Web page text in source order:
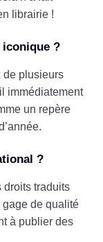
librairie !
iconique ?
de plusieurs
immédiatement
un repère
?
droits traduits
gage de qualité
à publier des